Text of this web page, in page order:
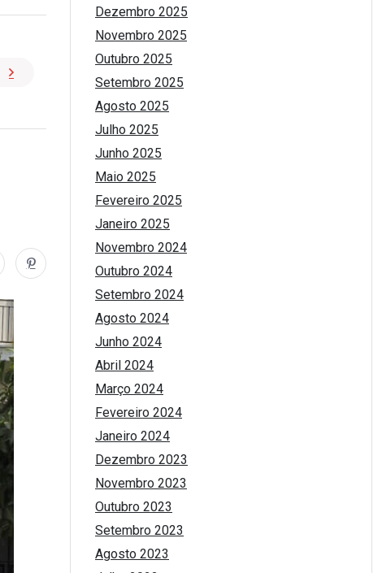
Dezembro 2025
Novembro 2025
Outubro 2025
Setembro 2025
Agosto 2025
Julho 2025
Junho 2025
Maio 2025
Fevereiro 2025
Janeiro 2025
Novembro 2024
Outubro 2024
Setembro 2024
Agosto 2024
Junho 2024
Abril 2024
Março 2024
Fevereiro 2024
Janeiro 2024
Dezembro 2023
Novembro 2023
Outubro 2023
Setembro 2023
Agosto 2023